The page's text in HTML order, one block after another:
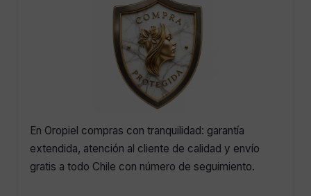
En Oropiel compras con tranquilidad: garantía
extendida, atención al cliente de calidad y envío
gratis a todo Chile con número de seguimiento.